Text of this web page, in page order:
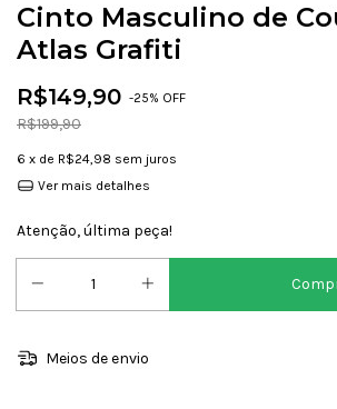
Cinto Masculino de
Atlas Grafiti
R$149,90 -25% OFF
R$199,90
6 x de R$24,98 sem juros
Ver mais detalhes
Atenção, última peça!
Meios de envio